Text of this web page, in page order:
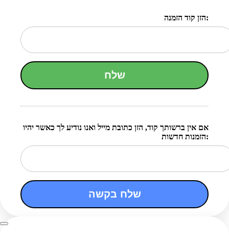
הזן קוד הזמנה:
שלח
אם אין ברשותך קוד, הזן כתובת מייל ואנו נודיע לך כאשר יהיו
הזמנות חדשות:
שלח בקשה